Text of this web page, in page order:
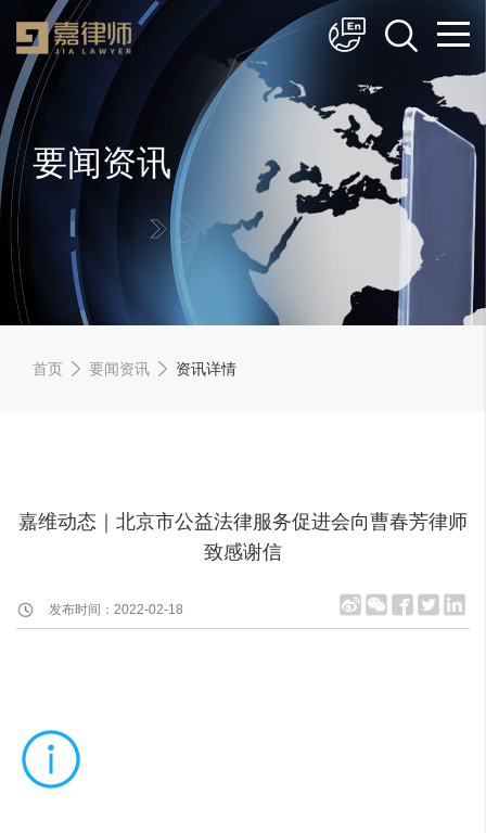
简体中文
English
要闻资讯
首页 要闻资讯 资讯详情
嘉维动态｜北京市公益法律服务促进会向曹春芳律师
致感谢信
发布时间：2022-02-18